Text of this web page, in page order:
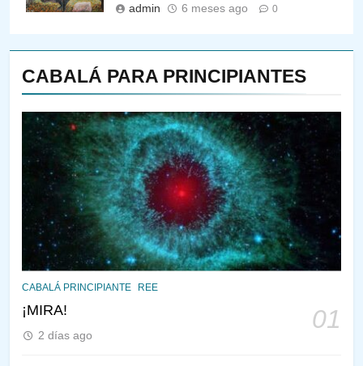
CABALÁ PARA PRINCIPIANTES
CABALÁ PRINCIPIANTE REE
¡MIRA! 01
2 días ago
¿QUIÉN ES SABIO? EL QUE
VE LO QUE VA A NACER
PENSAMIENTO JUDÍO PIRKEI AVOT
145
CABALÁ Y JASIDUT: EL
CONSEJO DE LOS PADRES
PENSAMIENTO JUDÍO PIRKEI AVOT
LA RECONSTRUCCIÓN DEL
admin 6 meses ago 0